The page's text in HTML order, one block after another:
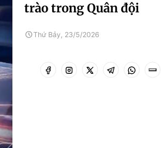
trào trong Quân đội
Thứ Bảy, 23/5/2026